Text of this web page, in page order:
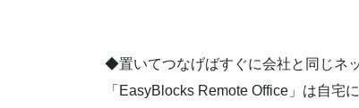
◆置いてつなげばすぐに会社と同じネ
「EasyBlocks Remote Office」は自宅